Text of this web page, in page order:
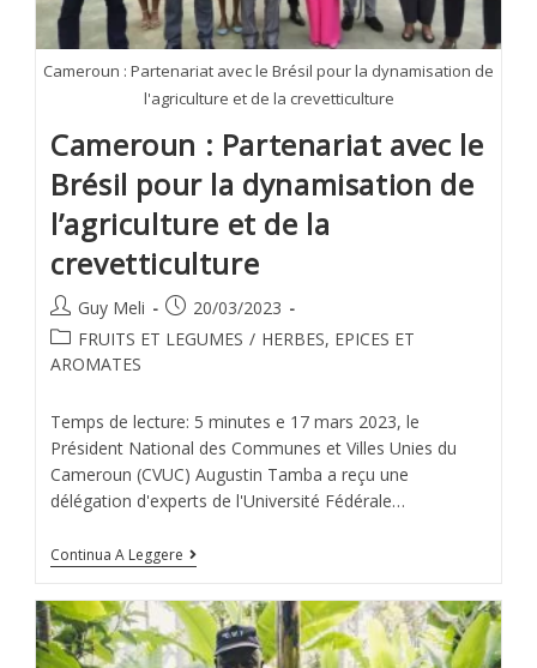
Cameroun : Partenariat avec le Brésil pour la dynamisation de
l'agriculture et de la crevetticulture
Cameroun : Partenariat avec le
Brésil pour la dynamisation de
l’agriculture et de la
crevetticulture
Guy Meli
20/03/2023
FRUITS ET LEGUMES / HERBES, EPICES ET
AROMATES
Temps de lecture: 5 minutes e 17 mars 2023, le
Président National des Communes et Villes Unies du
Cameroun (CVUC) Augustin Tamba a reçu une
délégation d'experts de l'Université Fédérale…
Continua A Leggere